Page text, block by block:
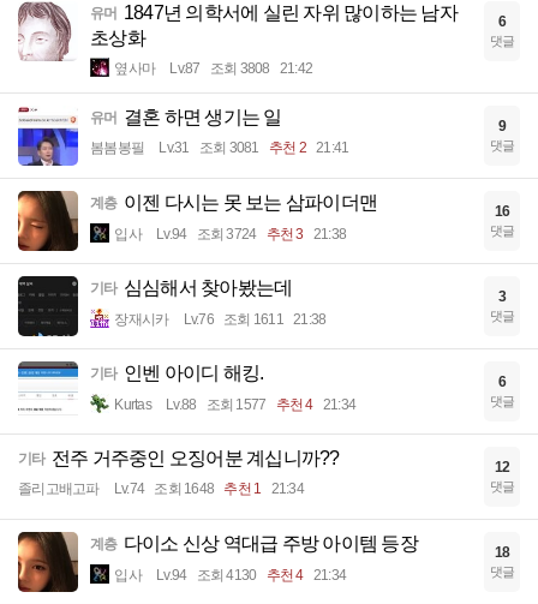
유머 1847년 의학서에 실린 자위 많이하는 남자
초상화
옆사마 Lv.87 조회 3808 21:42
6
댓글
유머 결혼 하면 생기는 일
봄봄봉필 Lv.31 조회 3081 추천 2 21:41
9
댓글
계층 이젠 다시는 못 보는 삼파이더맨
입사 Lv.94 조회 3724 추천 3 21:38
16
댓글
기타 심심해서 찾아봤는데
장재시카 Lv.76 조회 1611 21:38
3
댓글
기타 인벤 아이디 해킹.
Kurtas Lv.88 조회 1577 추천 4 21:34
6
댓글
기타 전주 거주중인 오징어분 계십니까??
졸리고배고파 Lv.74 조회 1648 추천 1 21:34
12
댓글
계층 다이소 신상 역대급 주방 아이템 등장
입사 Lv.94 조회 4130 추천 4 21:34
18
댓글